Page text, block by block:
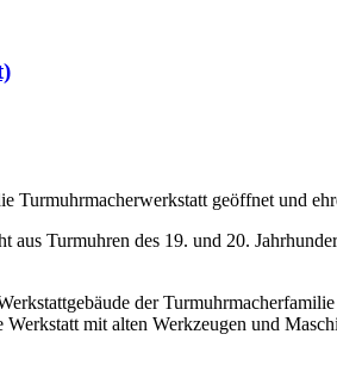
Turmuhrmacherwerkstatt geöffnet und
aus Turmuhren des 19. und 20.
der
Werkstatt mit alten Werkzeugen und